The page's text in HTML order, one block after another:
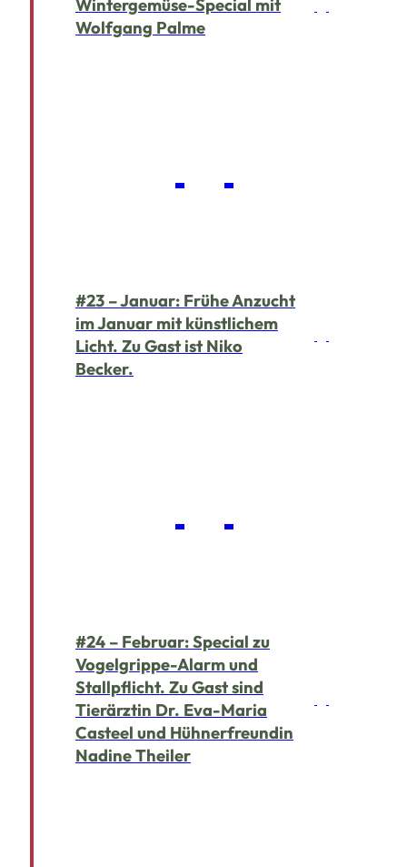
Wintergemüse-Special mit
Wolfgang Palme
#23 – Januar: Frühe Anzucht
im Januar mit künstlichem
Licht. Zu Gast ist Niko
Becker.
#24 – Februar: Special zu
Vogelgrippe-Alarm und
Stallpflicht. Zu Gast sind
Tierärztin Dr. Eva-Maria
Casteel und Hühnerfreundin
Nadine Theiler